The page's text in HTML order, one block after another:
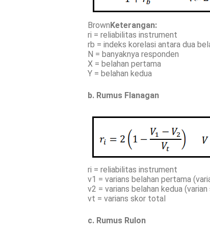
BrownKeterangan:
ri = reliabilitas instrument
rb = indeks korelasi antara dua
N = banyaknya responden
X = belahan pertama
Y = belahan kedua
b. Rumus Flanagan
ri = reliabilitas instrument
v1 = varians belahan pertama
v2 = varians belahan kedua
vt = varians skor total
c. Rumus Rulon